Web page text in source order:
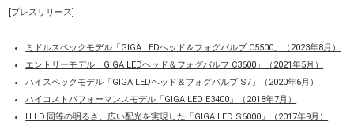
[プレスリリース]
ミドルスペックモデル「GIGA LEDヘッド＆フォグバルブ C5500」（2023年8月）
エントリーモデル「GIGA LEDヘッド＆フォグバルブ C3600」（2021年5月）
ハイスペックモデル「GIGA LEDヘッド＆フォグバルブ S7」（2020年6月）
ハイコストパフォーマンスモデル「GIGA LED E3400」（2018年7月）
H.I.D.同等の明るさ、広い配光を実現した「GIGA LED S6000」（2017年9月）